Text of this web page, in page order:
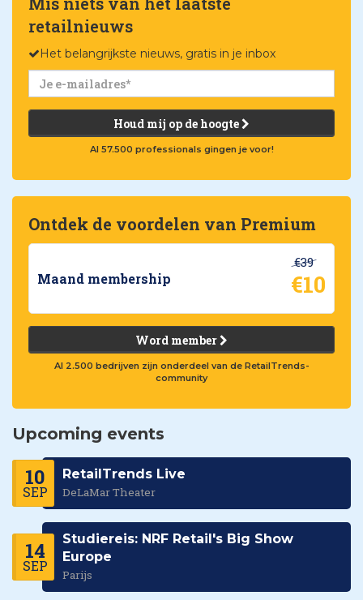
retailnieuws
Het belangrijkste nieuws, gratis in je inbox
Houd mij op de hoogte
Al 57.500 professionals gingen je voor!
Ontdek de voordelen van Premium
Maand membership
€39
€10
Word member
Al 2.500 bedrijven zijn onderdeel van de RetailTrends-
community
Upcoming events
10
SEP
RetailTrends Live
DeLaMar Theater
14
SEP
Studiereis: NRF Retail's Big Show
Europe
Parijs